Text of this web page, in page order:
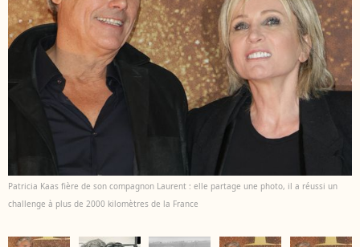
Patricia Kaas fière de son compagnon Laurent : elle partage une photo, il a réussi un
challenge à plus de 2000 kilomètres de la France